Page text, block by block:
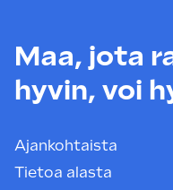
Maa, jota
hyvin, voi
Ajankohtaista
Tietoa alasta